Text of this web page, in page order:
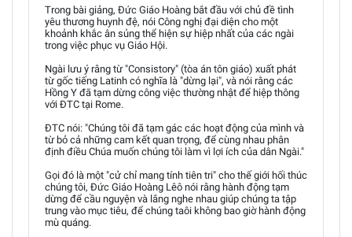
Trong bài giảng, Đức Giáo Hoàng bắt đầu với chủ đề tình
yêu thương huynh đệ, nói Công nghị đại diện cho một
khoảnh khắc ân sủng thể hiện sự hiệp nhất của các ngài
trong việc phục vụ Giáo Hội.
Ngài lưu ý rằng từ "Consistory" (tòa án tôn giáo) xuất phát
từ gốc tiếng Latinh có nghĩa là "dừng lại", và nói rằng các
Hồng Y đã tạm dừng công việc thường nhật để hiệp thông
với ĐTC tại Rome.
ĐTC nói: "Chúng tôi đã tạm gác các hoạt động của mình và
từ bỏ cả những cam kết quan trọng, để cùng nhau phân
định điều Chúa muốn chúng tôi làm vì lợi ích của dân Ngài."
Gọi đó là một "cử chỉ mang tính tiên tri" cho thế giới hối thúc
chúng tôi, Đức Giáo Hoàng Lêô nói rằng hành động tạm
dừng để cầu nguyện và lắng nghe nhau giúp chúng ta tập
trung vào mục tiêu, để chúng taôi không bao giờ hành động
mù quáng.